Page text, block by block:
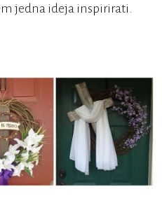
jedna ideja inspirirati.